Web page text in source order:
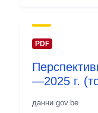
PDF
—2025 г.
данни.gov.be